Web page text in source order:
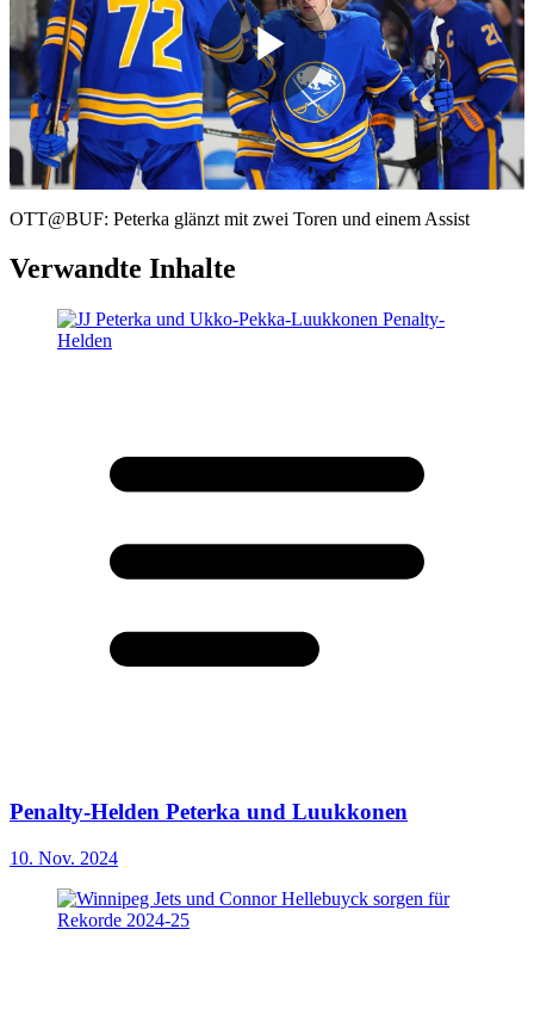
Play
Video
OTT@BUF: Peterka glänzt mit zwei Toren und einem Assist
Verwandte Inhalte
Penalty-Helden Peterka und Luukkonen
10. Nov. 2024